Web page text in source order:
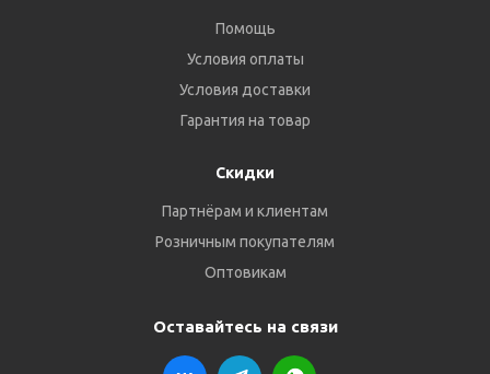
Помощь
Условия оплаты
Условия доставки
Гарантия на товар
Скидки
Партнёрам и клиентам
Розничным покупателям
Оптовикам
Оставайтесь на связи